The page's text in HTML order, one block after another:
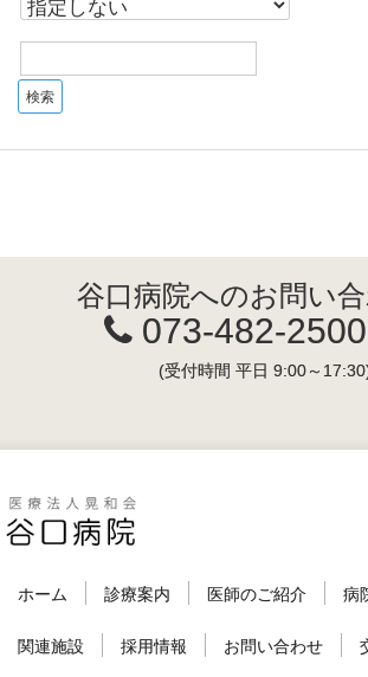
谷口病院へのお問い
073-482-2500
(受付時間 平日 9:00～
ホーム 診療案内 医師のご紹介 病
関連施設 採用情報 お問い合わせ